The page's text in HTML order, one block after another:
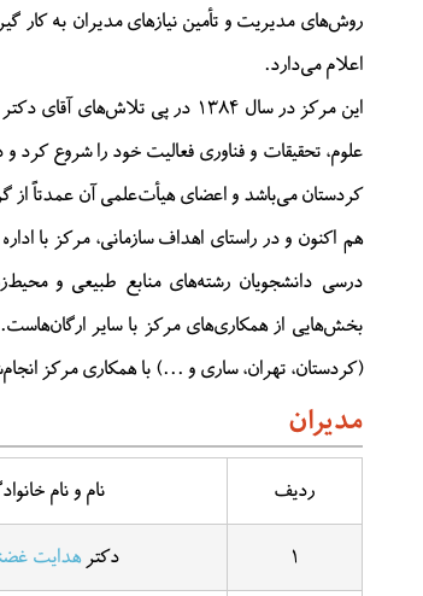
روش‌های مدیریت و تأمین نیازهای مدیران به کار
اعلام می‌دارد.
این مرکز در سال ۱۳۸۴ در پی
کردستان می‌باشد و اعضای هیأت‌علمی آن عمدتاً از
هم اکنون و در راستای اهداف سازمانی، مرکز با
درسی دانشجویان رشته‌های منابع طبیعی و
بخش‌هایی از همکاری‌های مرکز با سایر
(کردستان، تهران، ساری و ...) با همکاری مرکز
مدیران
ردیف نام و نام
۱
دکترهدایت